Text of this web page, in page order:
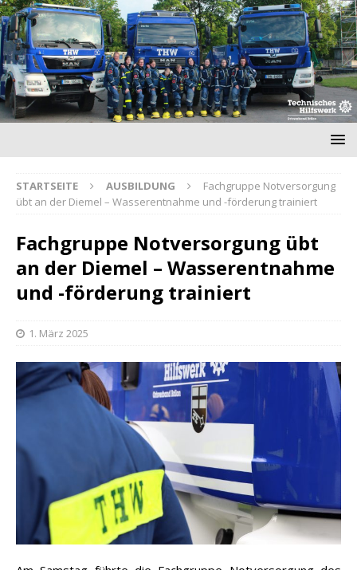
STARTSEITE AUSBILDUNG
Fachgruppe Notversorgung
übt an der Diemel – Wasserentnahme und -förderung trainiert
Fachgruppe Notversorgung übt
an der Diemel – Wasserentnahme
und -förderung trainiert
1. März 2025